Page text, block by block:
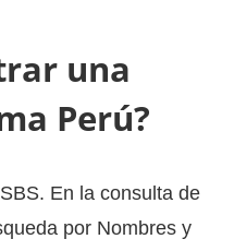
una
Perú?
En la consulta de
por Nombres y